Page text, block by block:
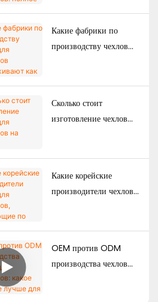
Какие фабрики по
производству чехлов
для электронной
коммерции, так и
Сколько стоит
изготовление чехлов
ценообразования и
руководство по
Какие корейские
производители чехлов
сильными
дизайнерскими
OEM против ODM
производства чехлов